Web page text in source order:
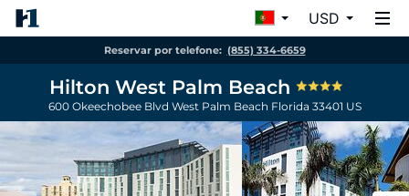
USD
Reservar por telefone: (855) 334-6659
Hilton West Palm Beach
600 Okeechobee Blvd West Palm Beach Florida 33401 US